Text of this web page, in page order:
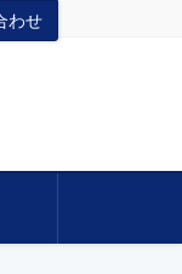
わせ